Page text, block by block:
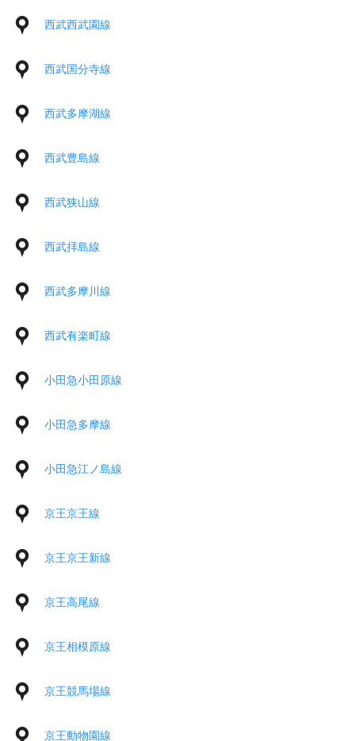
西武西武園線
西武国分寺線
西武多摩湖線
西武豊島線
西武狭山線
西武拝島線
西武多摩川線
西武有楽町線
小田急小田原線
小田急多摩線
小田急江ノ島線
京王京王線
京王京王新線
京王高尾線
京王相模原線
京王競馬場線
京王動物園線